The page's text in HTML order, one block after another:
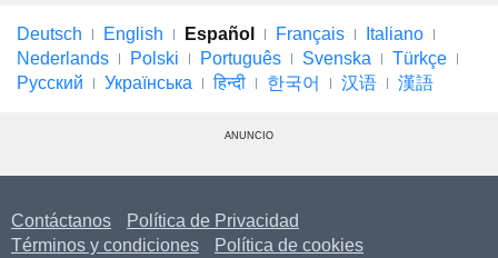
Deutsch English Español Français
Italiano
Nederlands
Polski Português Svenska
Türkçe
Русский
Українська हिन्दी 한국어 汉语 漢語
ANUNCIO
Contáctanos
Política de Privacidad
Términos y condiciones
Política de cookies